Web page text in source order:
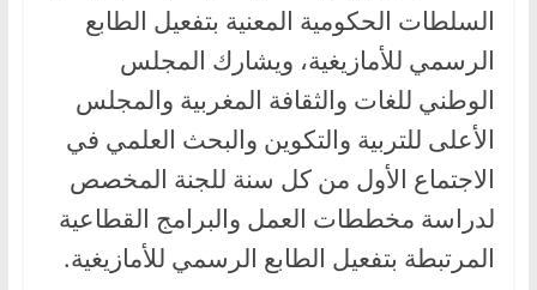
السلطات الحكومية المعنية بتفعيل الطابع
الرسمي للأمازيغية، ويشارك المجلس
الوطني للغات والثقافة المغربية والمجلس
الأعلى للتربية والتكوين والبحث العلمي في
الاجتماع الأول من كل سنة للجنة المخصص
لدراسة مخططات العمل والبرامج القطاعية
المرتبطة بتفعيل الطابع الرسمي للأمازيغية.